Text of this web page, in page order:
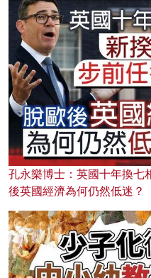
孔永樂博士：英國十年換七
後英國經濟為何仍然低迷？